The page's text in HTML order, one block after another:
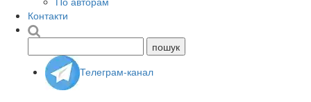
Контакти
Телеграм-канал